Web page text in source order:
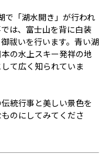
で「湖水開き」が行われ
は、富士山を背に白装
祓いを行います。青い湖
の水上スキー発祥の地
て広く知られていま
統行事と美しい景色を
のにしてみてくださ